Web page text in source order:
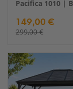
Pacifica 1010 |
149,00 €
299,00 €